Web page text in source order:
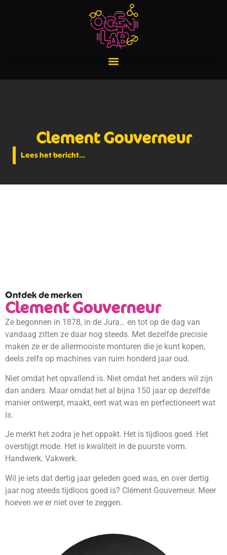
Clement Gouverneur
Lees het bericht...
Ontdek de merken
Clement Gouverneur
Ze begonnen in 1878, in de Jura… en tot op de dag van
vandaag zitten ze daar nog steeds. Met dezelfde precisie
maken ze er de allermooiste monturen die je kunt kopen,
deels zelfs op machines van ruim honderd jaar oud.
Niet omdat het opvallend is. Niet omdat het anders wil zijn
dan anders. Maar omdat het al bijna 150 jaar op dezelfde
manier ontwerpt, maakt, eert wat was en perfectioneert wat
is.
Je merkt het zodra je het oppakt. Het is tijdloos goed. Het
overstijgt mode. Het is kwaliteit in de puurste vorm.
Handwerk. Vakwerk.
Wil je iets dat dertig jaar geleden goed was, en over dertig
jaar nog steeds tijdloos goed is? Clément Gouverneur. Meer
hoeven we er niet over te zeggen.